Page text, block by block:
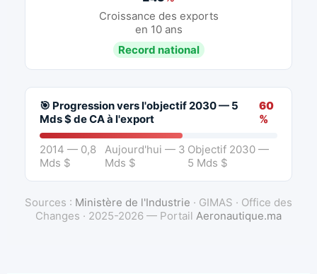
Croissance des exports
en 10 ans
Record national
🎯 Progression vers l'objectif 2030 — 5
Mds $ de CA à l'export
60
%
2014 — 0,8
Mds $
Aujourd'hui — 3
Mds $
Objectif 2030 —
5 Mds $
Sources : Ministère de l'Industrie · GIMAS · Office des
Changes · 2025-2026 — Portail Aeronautique.ma